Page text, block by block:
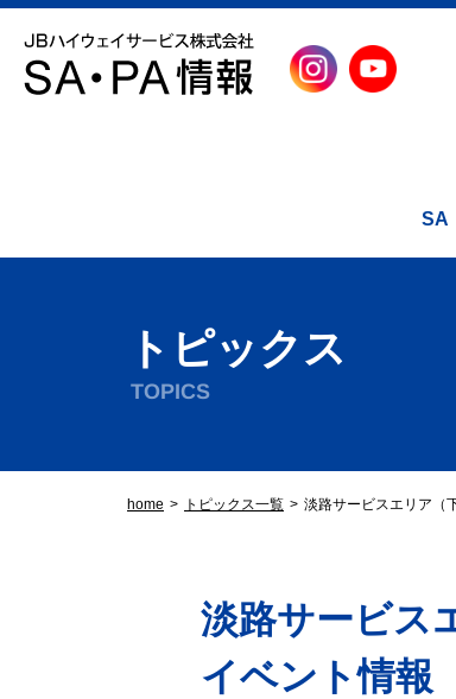
SA
トピックス
TOPICS
home トピックス一覧 淡路サービスエリア（
淡路サービス
イベント情報